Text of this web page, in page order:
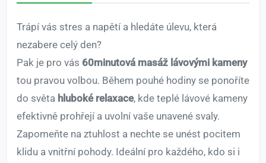
Trápí vás stres a napětí a hledáte úlevu, která
nezabere celý den?
Pak je pro vás 60minutová masáž lávovými kameny
tou pravou volbou. Během pouhé hodiny se ponoříte
do světa hluboké relaxace, kde teplé lávové kameny
efektivně prohřejí a uvolní vaše unavené svaly.
Zapomeňte na ztuhlost a nechte se unést pocitem
klidu a vnitřní pohody. Ideální pro každého, kdo si i